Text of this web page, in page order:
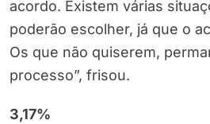
acordo. Existem várias
poderão escolher, já que o
Os que não quiserem,
processo”, frisou.
3,17%